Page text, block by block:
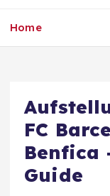
e
Home
FC
Benfica
Guide